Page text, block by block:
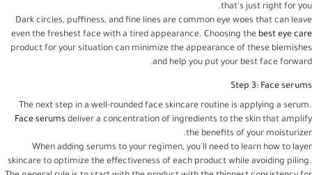
that's just right for you.
Dark circles, puffiness, and fine lines are common eye woes that can leave
even the freshest face with a tired appearance. Choosing the best eye care
product for your situation can minimize the appearance of these blemishes
and help you put your best face forward.
Step 3: Face serums
The next step in a well-rounded face skincare routine is applying a serum.
Face serums deliver a concentration of ingredients to the skin that amplify
the benefits of your moisturizer.
When adding serums to your regimen, you'll need to learn how to layer
skincare to optimize the effectiveness of each product while avoiding piling.